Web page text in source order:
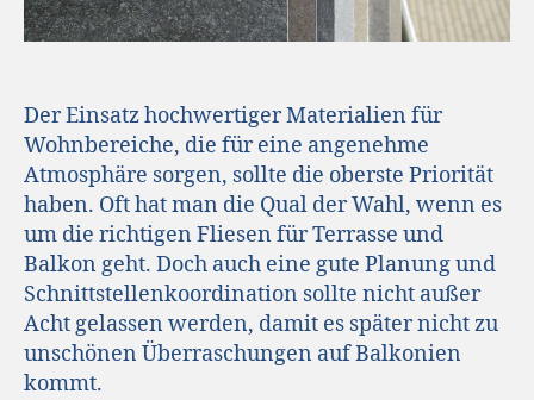
Der Einsatz hochwertiger Materialien für
Wohnbereiche, die für eine angenehme
Atmosphäre sorgen, sollte die oberste Priorität
haben. Oft hat man die Qual der Wahl, wenn es
um die richtigen Fliesen für Terrasse und
Balkon geht. Doch auch eine gute Planung und
Schnittstellenkoordination sollte nicht außer
Acht gelassen werden, damit es später nicht zu
unschönen Überraschungen auf Balkonien
kommt.